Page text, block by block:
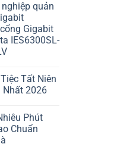
quản
Gigabit
IES6300SL-
Tất Niên
Nhất 2026
Phút
Chuẩn